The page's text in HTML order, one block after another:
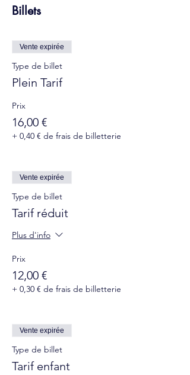
Billets
Vente expirée
Type de billet
Plein Tarif
Prix
16,00 €
+ 0,40 € de frais de billetterie
Vente expirée
Type de billet
Tarif réduit
Plus d'info
Prix
12,00 €
+ 0,30 € de frais de billetterie
Vente expirée
Type de billet
Tarif enfant